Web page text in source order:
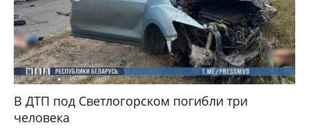
В ДТП под Светлогорском погибли три
человека